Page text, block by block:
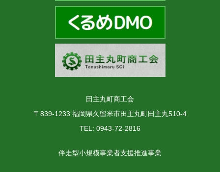
田主丸町商工会
〒839-1233 福岡県久留米市田主丸町田主丸510-4
TEL: 0943-72-2816
伴走型小規模事業者支援推進事業